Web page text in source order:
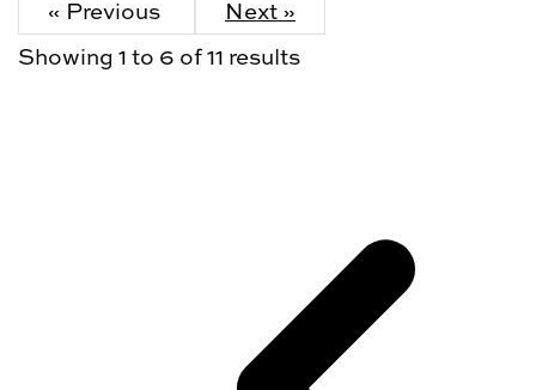
« Previous Next »
Showing 1 to 6 of 11 results